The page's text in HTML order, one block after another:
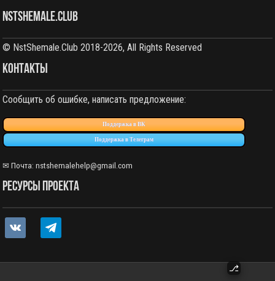
NstShemale.Club
© NstShemale.Club 2018-2026, All Rights Reserved
КОНТАКТЫ
Сообщить об ошибке, написать предложение:
Поддержка в ВК
Поддержка в Телеграм
✉ Почта:nstshemalehelp@gmail.com
РЕСУРСЫ ПРОЕКТА
vkontakte telegram
⎇